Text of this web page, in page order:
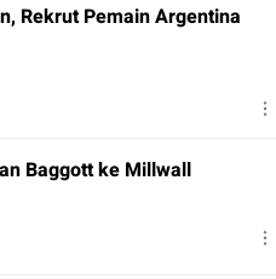
Rekrut Pemain Argentina
Baggott ke Millwall